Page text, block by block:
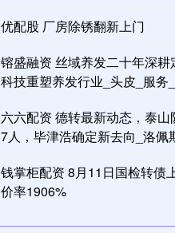
优配股 厂房除锈翻新上门
镕盛融资 丝域养发二十年深耕
科技重塑养发行业_头皮_服务
六六配资 德转最新动态，泰
7人，毕津浩确定新去向_洛佩
钱掌柜配资 8月11日国检转债
价率1906%